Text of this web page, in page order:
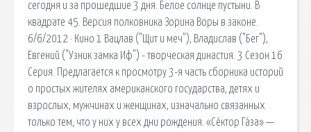
сегодня и за прошедшие 3 дня. Белое солнце пустыни. В
квадрате 45. Версия полковника Зорина Воры в законе.
6/6/2012 · Кино 1 Вацлав ("Щит и меч"), Владислав ("Бег"),
Евгений ("Узник замка Иф") - творческая династия. 3 Сезон 16
Серия. Предлагается к просмотру 3-я часть сборника историй
о простых жителях американского государства, детях и
взрослых, мужчинах и женщинах, изначально связанных
только тем, что у них у всех дни рождения. «Се́ктор Га́за» —